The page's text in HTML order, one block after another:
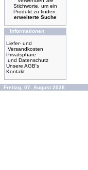
Stichworte, um ein
Produkt zu finden.
erweiterte Suche
Informationen
Liefer- und
Versandkosten
Privatsphäre
und Datenschutz
Unsere AGB's
Kontakt
Freitag, 07. August 2026